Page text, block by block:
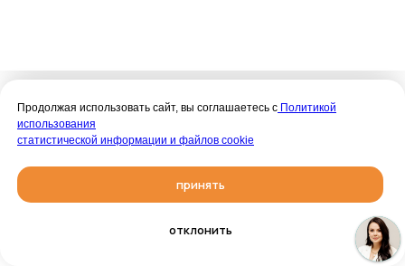
Санаторий «Орбита-2»
Продолжая использовать сайт, вы соглашаетесь с Политикой
использования
статистической информации и файлов cookie
принять
отклонить